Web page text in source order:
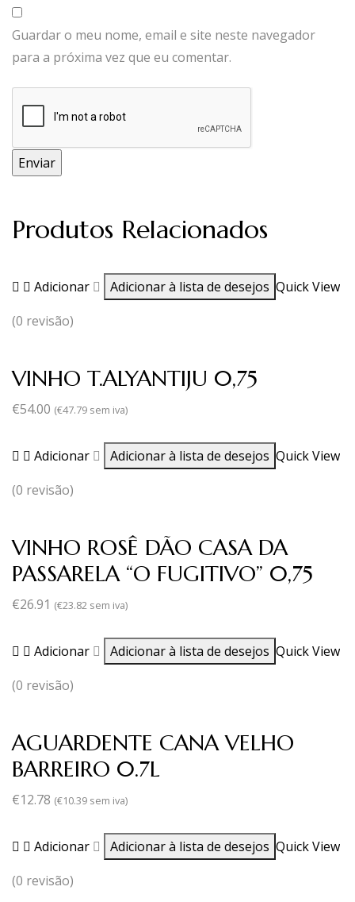
Guardar o meu nome, email e site neste navegador
para a próxima vez que eu comentar.
Produtos Relacionados
Adicionar Adicionar à lista de desejos Quick View
(0 revisão)
VINHO T.ALYANTIJU 0,75
€54.00 (€47.79 sem iva)
Adicionar Adicionar à lista de desejos Quick View
(0 revisão)
VINHO ROSÊ DÃO CASA DA
PASSARELA “O FUGITIVO” 0,75
€26.91 (€23.82 sem iva)
Adicionar Adicionar à lista de desejos Quick View
(0 revisão)
AGUARDENTE CANA VELHO
BARREIRO 0.7L
€12.78 (€10.39 sem iva)
Adicionar Adicionar à lista de desejos Quick View
(0 revisão)